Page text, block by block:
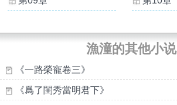
漁潼的其他小说
《一路榮寵卷三》
《爲了閨秀當明君下》